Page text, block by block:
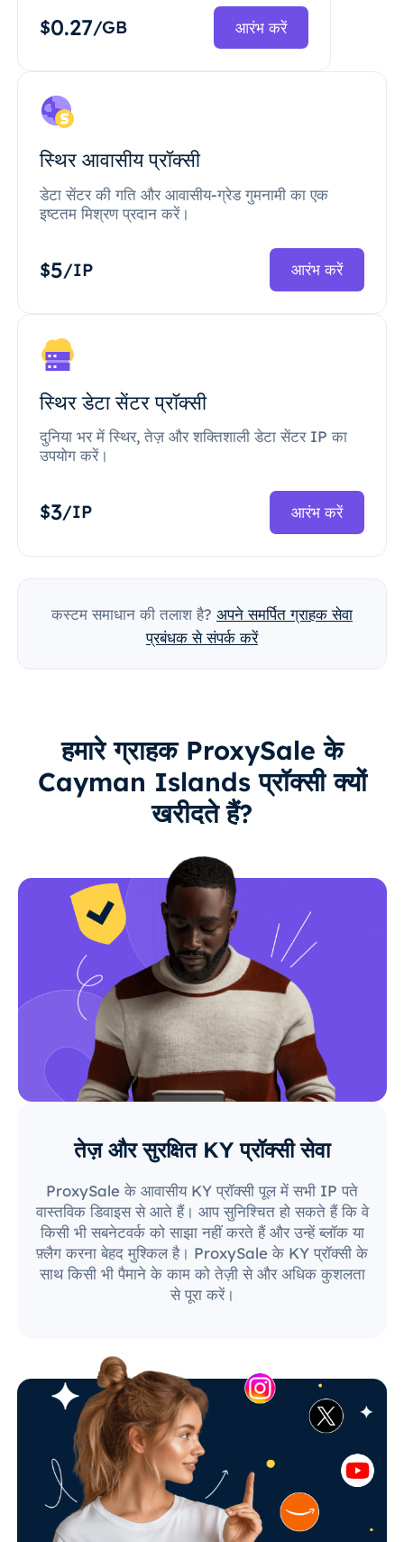
$0.27/GB आरंभ करें
स्थिर आवासीय प्रॉक्सी
डेटा सेंटर की गति और आवासीय-ग्रेड गुमनामी का एक
इष्टतम मिश्रण प्रदान करें।
$5/IP आरंभ करें
स्थिर डेटा सेंटर प्रॉक्सी
दुनिया भर में स्थिर, तेज़ और शक्तिशाली डेटा सेंटर IP का
उपयोग करें।
$3/IP आरंभ करें
कस्टम समाधान की तलाश है? अपने समर्पित ग्राहक सेवा
प्रबंधक से संपर्क करें
हमारे ग्राहक ProxySale के
Cayman Islands प्रॉक्सी क्यों
खरीदते हैं?
तेज़ और सुरक्षित KY प्रॉक्सी सेवा
ProxySale के आवासीय KY प्रॉक्सी पूल में सभी IP पते
वास्तविक डिवाइस से आते हैं। आप सुनिश्चित हो सकते हैं कि वे
किसी भी सबनेटवर्क को साझा नहीं करते हैं और उन्हें ब्लॉक या
फ़्लैग करना बेहद मुश्किल है। ProxySale के KY प्रॉक्सी के
साथ किसी भी पैमाने के काम को तेज़ी से और अधिक कुशलता
से पूरा करें।